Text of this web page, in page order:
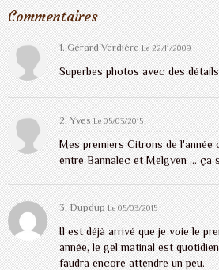
Commentaires
1.Gérard Verdière Le 22/11/2009
Superbes photos avec des
2. YvesLe 05/03/2015
Mes premiers Citrons de l'année
entre Bannalec et Melgven ... ça
3.Dupdup Le 05/03/2015
Il est déjà arrivé que je voie le
année, le gel matinal est
faudra encore attendre un peu.